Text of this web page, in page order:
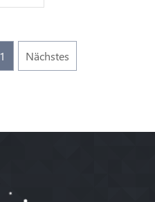
1963
1 Nächstes